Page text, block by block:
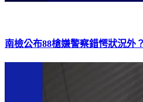
南檢公布88槍嫌警察錯愕狀況外